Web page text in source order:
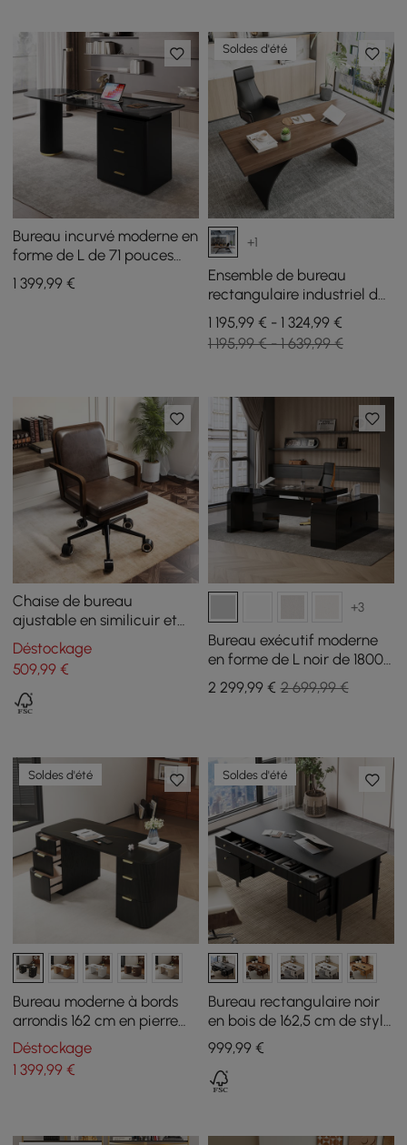
Bureau incurvé moderne en
forme de L de 71 pouces
avec plateau en pierre
frittée
1 399,99 €
Soldes d'été
+1
Ensemble de bureau
rectangulaire industriel de
1800 mm et chaise de
bureau inclinable en cuir
1 195,99 € - 1 324,99 €
1 195,99 € - 1 639,99 €
Chaise de bureau
ajustable en similicuir et
bois du milieu du siècle
Déstockage
509,99 €
+3
Bureau exécutif moderne
en forme de L noir de 1800
mm pour main gauche et
chaise de bureau
2 299,99€ 2 699,99 €
Soldes d'été
Bureau moderne à bords
arrondis 162 cm en pierre
frittée noir mat et noir avec
double rangement
Déstockage
1 399,99 €
Soldes d'été
Bureau rectangulaire noir
en bois de 162,5 cm de style
moderne du milieu du
siècle avec 6 tiroirs
999,99€